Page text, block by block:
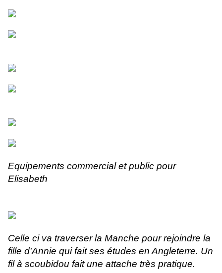
Equipements commercial et public pour
Elisabeth
Celle ci va traverser la Manche pour rejoindre la
fille d'Annie qui fait ses études en Angleterre. Un
fil à scoubidou fait une attache très pratique.